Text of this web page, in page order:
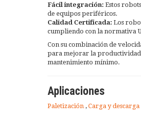
Fácil integración: Estos
de equipos periféricos.
Calidad Certificada: Los
cumpliendo con la normativa
Con su combinación de
para mejorar la productividad
mantenimiento mínimo.
Aplicaciones
Paletización , Carga y